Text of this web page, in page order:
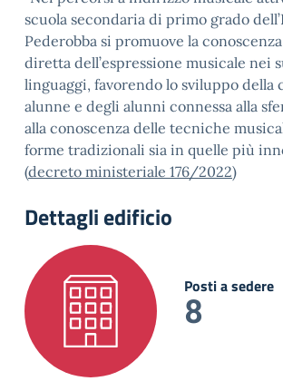
scuola secondaria di primo grado
Pederobba si promuove la
diretta dell’espressione musicale nei
linguaggi, favorendo lo sviluppo della
alunne e degli alunni connessa alla
alla conoscenza delle tecniche
forme tradizionali sia in quelle più
(decreto ministeriale 176/2022)
Dettagli edificio
Posti a sedere
8